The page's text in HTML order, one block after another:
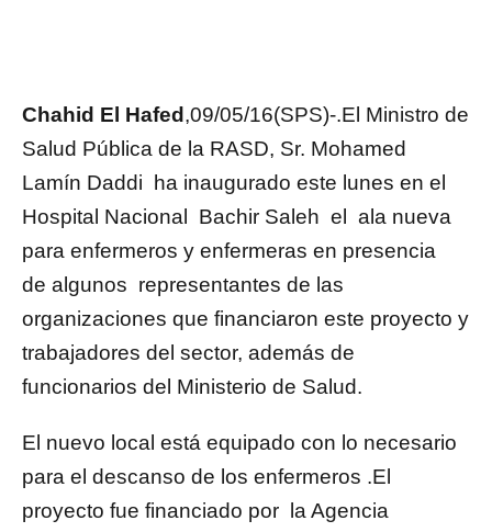
Chahid El Hafed ,09/05/16(SPS)-.El Ministro de
Salud Pública de la RASD, Sr. Mohamed
Lamín Daddi ha inaugurado este lunes en el
Hospital Nacional Bachir Saleh el ala nueva
para enfermeros y enfermeras en presencia
de algunos representantes de las
organizaciones que financiaron este proyecto y
trabajadores del sector, además de
funcionarios del Ministerio de Salud.
El nuevo local está equipado con lo necesario
para el descanso de los enfermeros .El
proyecto fue financiado por la Agencia